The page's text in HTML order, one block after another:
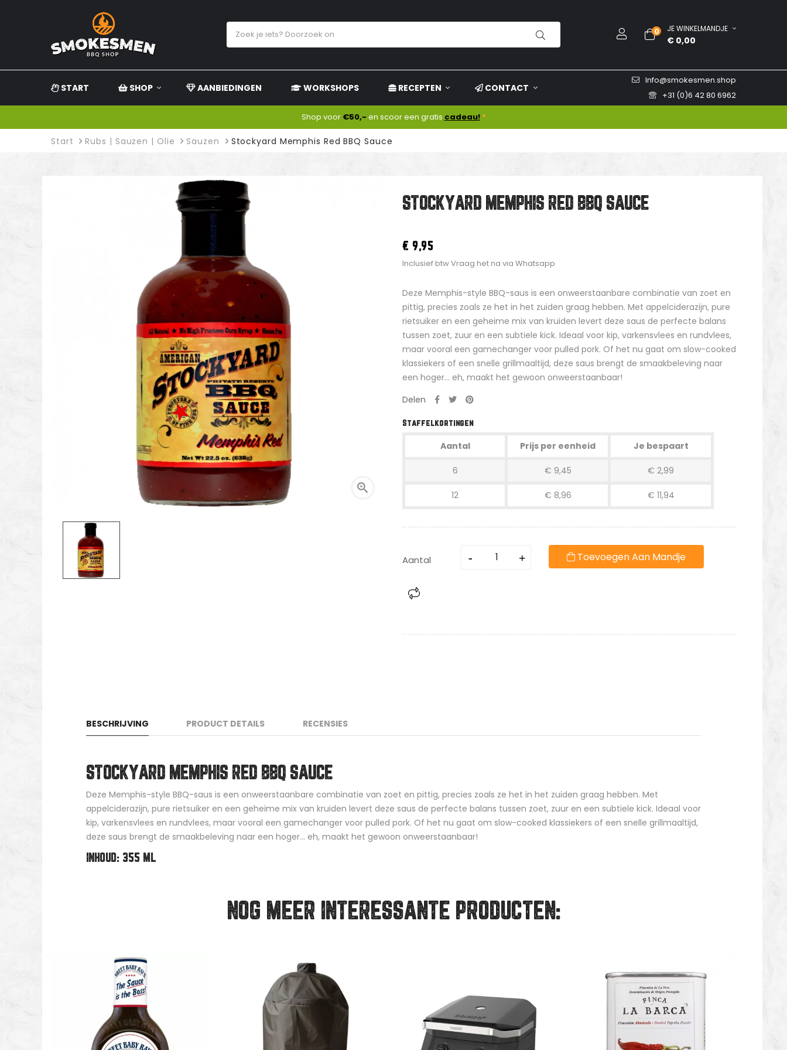
0 JE WINKELMANDJE
€ 0,00
START SHOP AANBIEDINGEN WORKSHOPS RECEPTEN CONTACT
Info@smokesmen.shop
+31 (0)6 42 80 6962
Shop voor €50,- en scoor een gratis cadeau! *
Start Rubs | Sauzen | Olie Sauzen Stockyard Memphis Red BBQ Sauce

STOCKYARD MEMPHIS RED BBQ SAUCE
€ 9,95
Inclusief btwVraag het na via Whatsapp
Deze Memphis-style BBQ-saus is een onweerstaanbare combinatie van zoet en
pittig, precies zoals ze het in het zuiden graag hebben. Met appelciderazijn, pure
rietsuiker en een geheime mix van kruiden levert deze saus de perfecte balans
tussen zoet, zuur en een subtiele kick. Ideaal voor kip, varkensvlees en rundvlees,
maar vooral een gamechanger voor pulled pork. Of het nu gaat om slow-cooked
klassiekers of een snelle grillmaaltijd, deze saus brengt de smaakbeleving naar
een hoger... eh, maakt het gewoon onweerstaanbaar!
Delen
Staffelkortingen
Aantal Prijs per eenheid Je bespaart
6 € 9,45 € 2,99
12 € 8,96 € 11,94
Aantal Toevoegen Aan Mandje
BESCHRIJVING PRODUCT DETAILS RECENSIES
STOCKYARD MEMPHIS RED BBQ SAUCE
Deze Memphis-style BBQ-saus is een onweerstaanbare combinatie van zoet en pittig, precies zoals ze het in het zuiden graag hebben. Met
appelciderazijn, pure rietsuiker en een geheime mix van kruiden levert deze saus de perfecte balans tussen zoet, zuur en een subtiele kick. Ideaal voor
kip, varkensvlees en rundvlees, maar vooral een gamechanger voor pulled pork. Of het nu gaat om slow-cooked klassiekers of een snelle grillmaaltijd,
deze saus brengt de smaakbeleving naar een hoger... eh, maakt het gewoon onweerstaanbaar!
INHOUD: 355 ML
NOG MEER INTERESSANTE PRODUCTEN: